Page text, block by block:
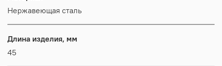
Нержавеющая сталь
Длина изделия, мм
45